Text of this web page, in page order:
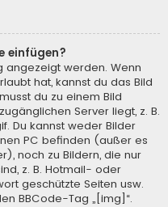
einfügen?
angezeigt werden. Wenn
hat, kannst du das Bild
du zu einem Bild
Server liegt, z. B.
Du kannst weder Bilder
PC befinden (außer es
noch zu Bildern, die nur
z. B. Hotmail- oder
geschützte Seiten usw.
BBCode-Tag „[img]“.